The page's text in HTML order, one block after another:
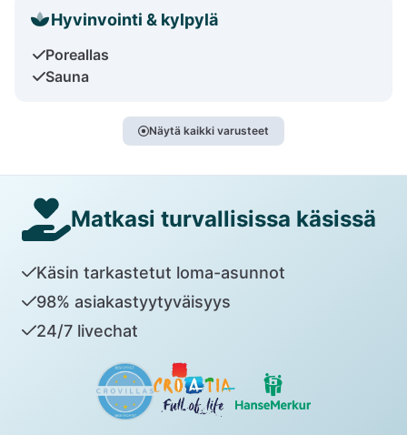
Hyvinvointi & kylpylä
Poreallas
Sauna
Näytä kaikki varusteet
Matkasi turvallisissa käsissä
Käsin tarkastetut loma-asunnot
98% asiakastyytyväisyys
24/7 livechat